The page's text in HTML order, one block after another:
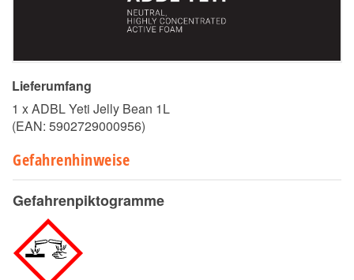
Lieferumfang
1 x ADBL Yeti Jelly Bean 1L
(EAN: 5902729000956)
Gefahrenhinweise
Gefahrenpiktogramme